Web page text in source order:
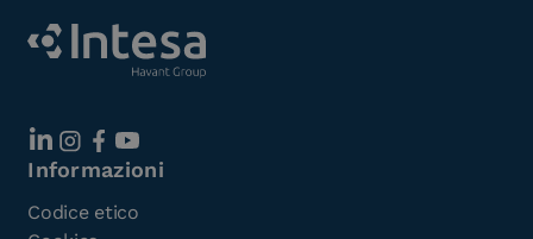
Informazioni
Codice etico